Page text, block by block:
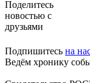
Поделитесь
новостью с
друзьями
Подпишитесь на
Ведём хронику